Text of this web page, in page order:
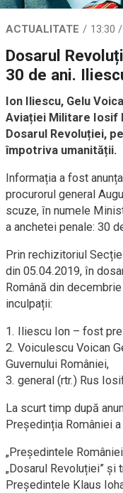
ACTUALITATE 13:30
Dosarul
30 de ani.
Ion Iliescu, Gelu
Aviației Militare Iosif
Dosarul Revoluției,
împotriva umanității.
Informația a fost
procurorul general
scuze, în numele
a anchetei penale: 30
Prin rechizitoriul
din 05.04.2019, în
Română din
inculpații:
1. Iliescu Ion – fost
2. Voiculescu Voican
Guvernului României,
3. general (rtr.) Rus
La scurt timp după
Președinția României
„Președintele
„Dosarul Revoluției”
Președintele Klaus